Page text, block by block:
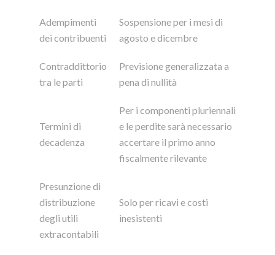
Adempimenti
dei contribuenti
Sospensione per i mesi di
agosto e dicembre
Contraddittorio
tra le parti
Previsione generalizzata a
pena di nullità
Termini di
decadenza
Per i componenti pluriennali
e le perdite sarà necessario
accertare il primo anno
fiscalmente rilevante
Presunzione di
distribuzione
degli utili
extracontabili
Solo per ricavi e costi
inesistenti